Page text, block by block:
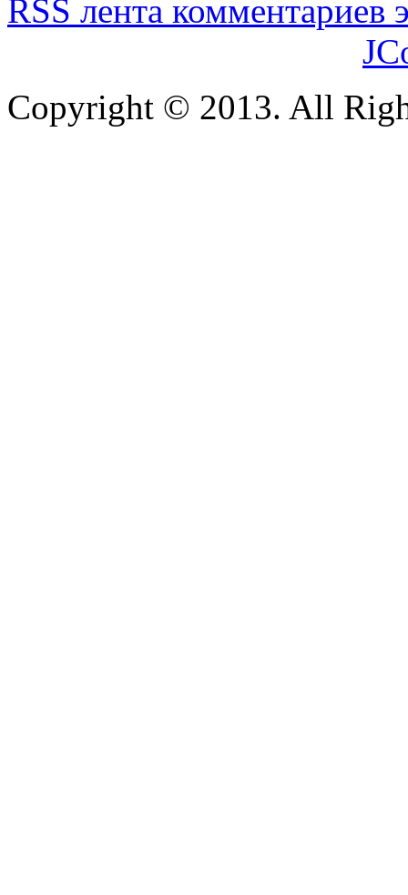
RSS лента комментариев
Copyright © 2013. All